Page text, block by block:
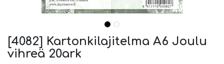
[4082] Kartonkilajitelma A6 Joulu
vihreä 20ark